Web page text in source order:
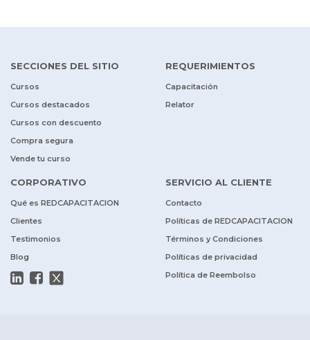
SECCIONES DEL SITIO
Cursos
Cursos destacados
Cursos con descuento
Compra segura
Vende tu curso
REQUERIMIENTOS
Capacitación
Relator
CORPORATIVO
Qué es REDCAPACITACION
Clientes
Testimonios
Blog
SERVICIO AL CLIENTE
Contacto
Políticas de REDCAPACITACION
Términos y Condiciones
Políticas de privacidad
Política de Reembolso